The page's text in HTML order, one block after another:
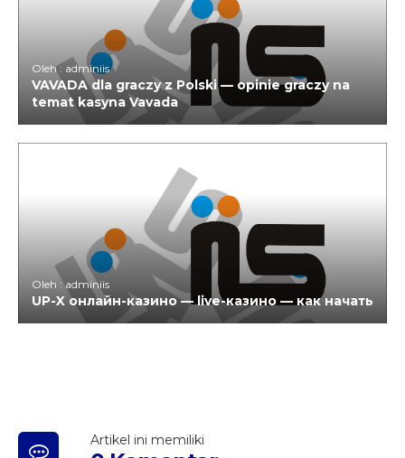
Oleh : adminiis
VAVADA dla graczy z Polski — opinie graczy na
temat kasyna Vavada
Oleh : adminiis
UP-X онлайн-казино — live-казино — как начать
Artikel ini memiliki